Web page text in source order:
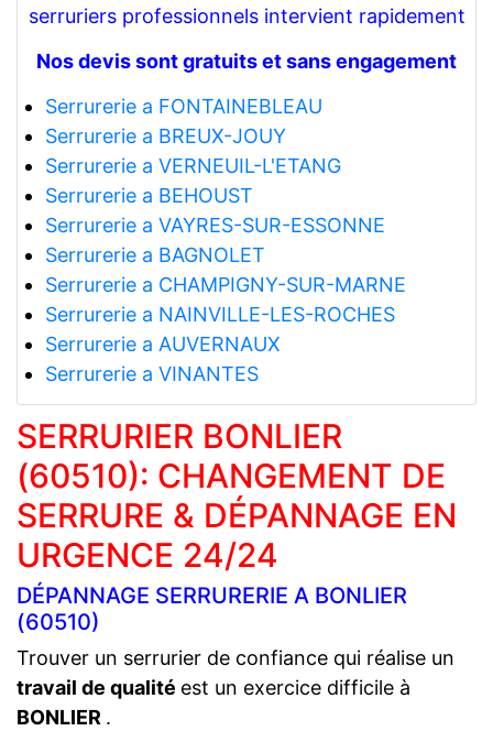
serruriers professionnels intervient rapidement
Nos devis sont gratuits et sans engagement
Serrurerie a FONTAINEBLEAU
Serrurerie a BREUX-JOUY
Serrurerie a VERNEUIL-L'ETANG
Serrurerie a BEHOUST
Serrurerie a VAYRES-SUR-ESSONNE
Serrurerie a BAGNOLET
Serrurerie a CHAMPIGNY-SUR-MARNE
Serrurerie a NAINVILLE-LES-ROCHES
Serrurerie a AUVERNAUX
Serrurerie a VINANTES
SERRURIER BONLIER
(60510): CHANGEMENT DE
SERRURE & DÉPANNAGE EN
URGENCE 24/24
DÉPANNAGE SERRURERIE A BONLIER
(60510)
Trouver un serrurier de confiance qui réalise un
travail de qualité est un exercice difficile à
BONLIER .